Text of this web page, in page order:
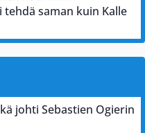
saman kuin Kalle
johti Sebastien Ogierin